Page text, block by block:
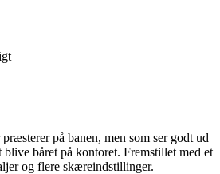
på banen, men som ser godt ud
båret på kontoret. Fremstillet med et
og flere skæreindstillinger.